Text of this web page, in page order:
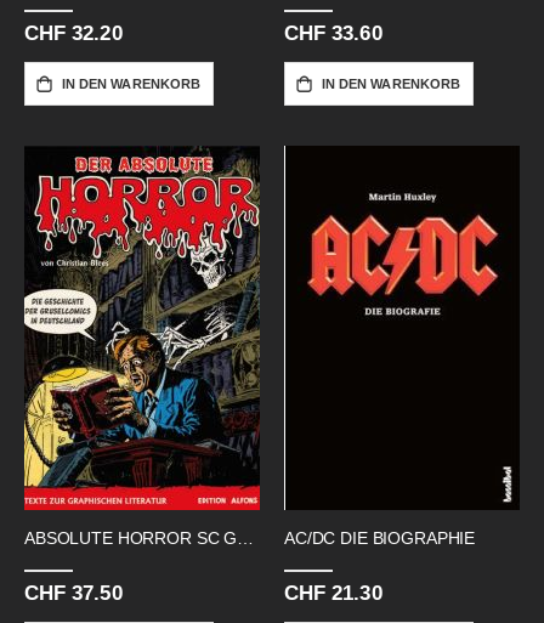
CHF 32.20
IN DEN WARENKORB
CHF 33.60
IN DEN WARENKORB
ABSOLUTE HORROR SC GESCHICHTE
CHF 37.50
AC/DC DIE BIOGRAPHIE
CHF 21.30